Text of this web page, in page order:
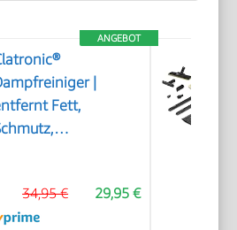
ANGEBOT
|
Fett,
Polster | chemiefrei |
Cleaner | 360°
29,95 €
34,95 €